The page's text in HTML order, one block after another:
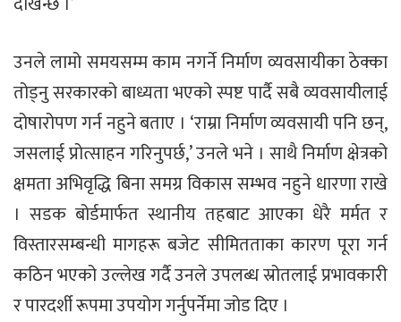
उनले लामो समयसम्म काम नगर्ने निर्माण व्यवसायीका ठेक्का
तोड्नु सरकारको बाध्यता भएको स्पष्ट पार्दै सबै व्यवसायीलाई
दोषारोपण गर्न नहुने बताए । ‘राम्रा निर्माण व्यवसायी पनि छन्,
जसलाई प्रोत्साहन गरिनुपर्छ,’ उनले भने । साथै निर्माण क्षेत्रको
क्षमता अभिवृद्धि बिना समग्र विकास सम्भव नहुने धारणा राखे
। सडक बोर्डमार्फत स्थानीय तहबाट आएका धेरै मर्मत र
विस्तारसम्बन्धी मागहरू बजेट सीमितताका कारण पूरा गर्न
कठिन भएको उल्लेख गर्दै उनले उपलब्ध स्रोतलाई प्रभावकारी
र पारदर्शी रूपमा उपयोग गर्नुपर्नेमा जोड दिए ।